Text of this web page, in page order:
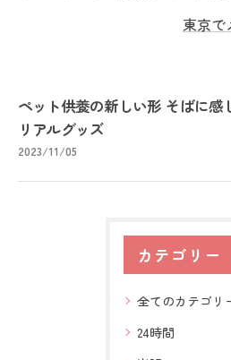
東京で
ペット供養の新しい形 そばに感
リアルグッズ
2023/11/05
カテゴリー
全てのカテゴリ
24時間